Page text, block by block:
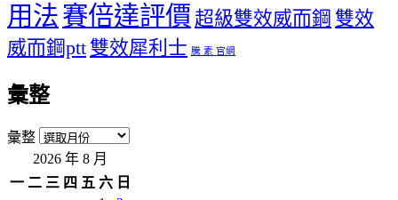
用法賽倍達評價 超級雙效威而鋼 雙效
威而鋼ptt 雙效犀利士 騰 素 官網
彙整
彙整
2026 年 8 月
一 二 三 四 五 六 日